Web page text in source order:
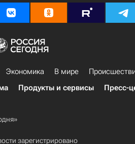
Экономика В мире
Продукты и сервисы Пресс-
зарегистрировано